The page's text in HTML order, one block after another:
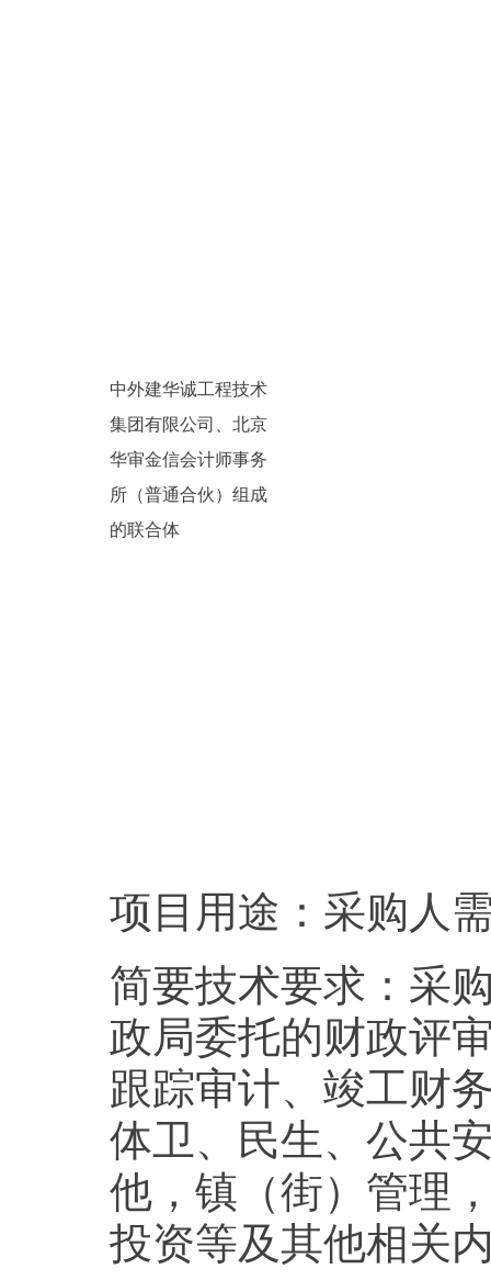
中外建华诚工程技术
集团有限公司、北京
华审金信会计师事务
所（普通合伙）组成
的联合体
项目用途：采购人
简要技术要求：采
政局委托的财政评
跟踪审计、竣工财
体卫、民生、公共
他，镇（街）管理
投资等及其他相关